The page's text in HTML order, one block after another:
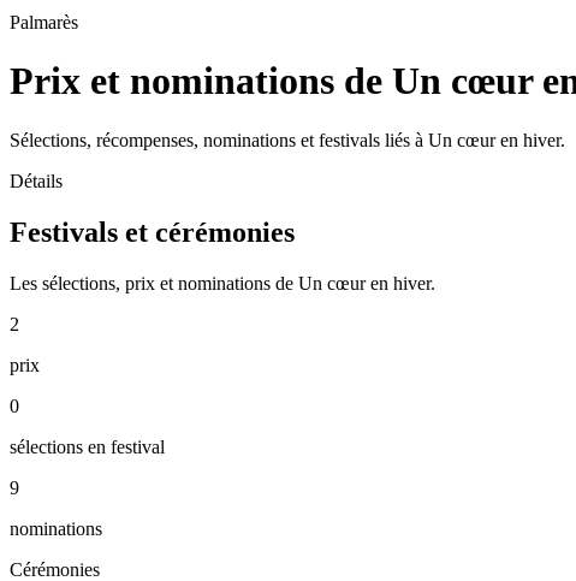
Palmarès
Prix et nominations de Un cœur
Sélections, récompenses, nominations et festivals liés à Un cœur en hiver.
Détails
Festivals et cérémonies
Les sélections, prix et nominations de Un cœur en hiver.
2
prix
0
sélections en festival
9
nominations
Cérémonies